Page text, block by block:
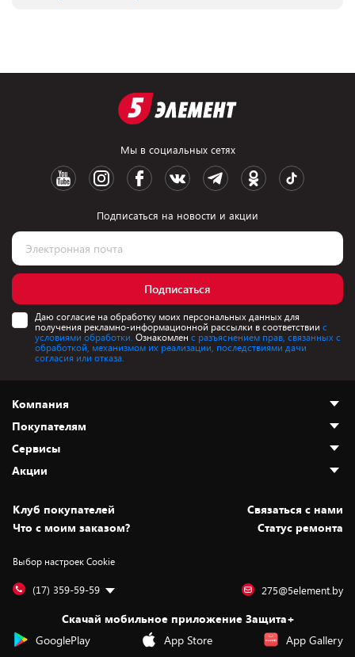
Мы в социальных сетях
Подписаться на новости и акции
Подписаться
Даю согласие на обработку моих персональных данных для
получения рекламно-информационной рассылки в соответствии с
условиями обработки. Ознакомлен с разъяснением прав, связанных с
обработкой, механизмом их реализации, последствиями дачи
согласия или отказа.
Компания
О нас
Адреса магазинов
Новости
Статьи и обзоры
Вакансии
Дай пять добру!
Покупателям
Как сделать заказ
Оплата и доставка
Безналичный расчёт
Обмен и возврат товара
Обработка персональных данных
Подарочные карты
Сервисы
Установка техники
Для игровых консолей
Для мобильных устройств
Для компьютеров
Сервисные центры
Акции
Скидки и промокоды
Белорусские товары
Бонусы
Оплата частями
Новинки
Клуб покупателей
Cвязаться с нами
Что с моим заказом?
Статус ремонта
Выбор настроек Cookie
(17) 359-59-59 275@5element.by
Скачай мобильное приложение Защита+
GooglePlay
App Store App Gallery